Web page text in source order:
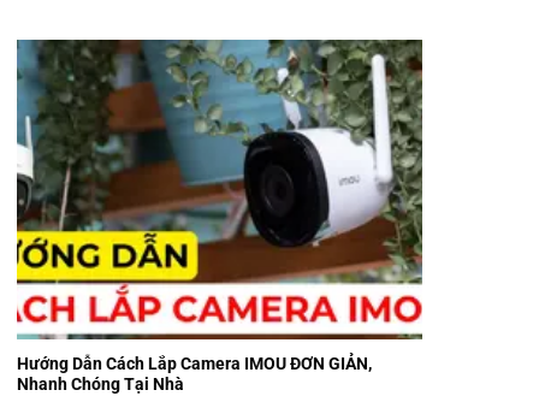
Hướng Dẫn Cách Lắp Camera IMOU ĐƠN GIẢN,
Nhanh Chóng Tại Nhà